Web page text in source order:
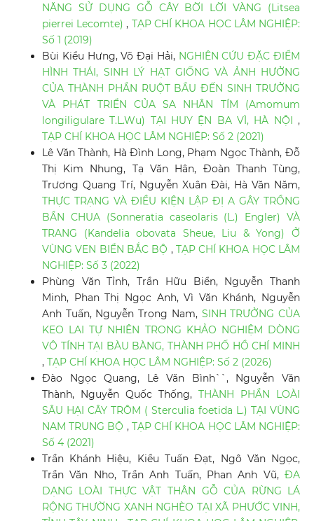
NĂNG SỬ DỤNG GỖ CÂY BỜI LỜI VÀNG (Litsea
pierrei Lecomte), TẠP CHÍ KHOA HỌC LÂM NGHIỆP:
Số 1 (2019)
Bùi Kiều Hưng, Võ Đại Hải, NGHIÊN CỨU ĐẶC ĐIỂM
HÌNH THÁI, SINH LÝ HẠT GIỐNG VÀ ẢNH HƯỞNG
CỦA THÀNH PHẦN RUỘT BẦU ĐẾN SINH TRƯỞNG
VÀ PHÁT TRIỂN CỦA SA NHÂN TÍM (Amomum
longiligulare T.L.Wu) TẠI HUY ỆN BA VÌ, HÀ NỘI,
TẠP CHÍ KHOA HỌC LÂM NGHIỆP: Số 2 (2021)
Lê Văn Thành, Hà Đình Long, Phạm Ngọc Thành, Đỗ
Thị Kim Nhung, Tạ Văn Hân, Đoàn Thanh Tùng,
Trương Quang Trí, Nguyễn Xuân Đài, Hà Văn Năm,
THỰC TRẠNG VÀ ĐIỀU KIỆN LẬP ĐỊ A GÂY TRỒNG
BẦN CHUA (Sonneratia caseolaris (L.) Engler) VÀ
TRANG (Kandelia obovata Sheue, Liu & Yong) Ở
VÙNG VEN BIỂN BẮC BỘ , TẠP CHÍ KHOA HỌC LÂM
NGHIỆP: Số 3 (2022)
Phùng Văn Tỉnh, Trần Hữu Biển, Nguyễn Thanh
Minh, Phan Thị Ngọc Anh, Vì Văn Khánh, Nguyễn
Anh Tuấn, Nguyễn Trọng Nam, SINH TRƯỞNG CỦA
KEO LAI TỰ NHIÊN TRONG KHẢO NGHIỆM DÒNG
VÔ TÍNH TẠI BÀU BÀNG, THÀNH PHỐ HỒ CHÍ MINH
, TẠP CHÍ KHOA HỌC LÂM NGHIỆP: Số 2 (2026)
Đào Ngọc Quang, Lê Văn Bình``, Nguyễn Văn
Thành, Nguyễn Quốc Thống,THÀNH PHẦN LOÀI
SÂU HẠI CÂY TRÔM ( Sterculia foetida L.) TẠI VÙNG
NAM TRUNG BỘ , TẠP CHÍ KHOA HỌC LÂM NGHIỆP:
Số 4 (2021)
Trần Khánh Hiệu, Kiều Tuấn Đạt, Ngô Văn Ngọc,
Trần Văn Nho, Trần Anh Tuấn, Phan Anh Vũ,ĐA
DẠNG LOÀI THỰC VẬT THÂN GỖ CỦA RỪNG LÁ
RỘNG THƯỜNG XANH NGHÈO TẠI XÃ PHƯỚC VINH,